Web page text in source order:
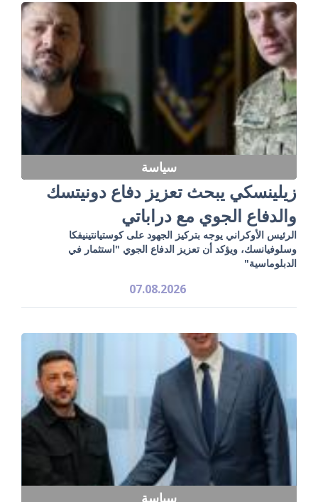
سياسة
زيلينسكي يبحث تعزيز دفاع دونيتسك
والدفاع الجوي مع دراباتي
الرئيس الأوكراني يوجه بتركيز الجهود على كوستيانتينيفكا
وسلوفيانسك، ويؤكد أن تعزيز الدفاع الجوي "استثمار في
الدبلوماسية"
07.08.2026
سياسة